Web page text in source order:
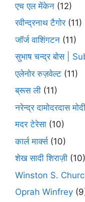
एच एल मेंकेन (12)
रवीन्द्रनाथ टैगोर(11)
जॉर्ज वाशिंगटन (11)
सुभाष चन्द्र बोस |
एलेनोर रुज़वेल्ट (11)
ब्रूस ली (11)
नरेन्द्र दामोदरदास मोदी
मदर टेरेसा (10)
कार्ल मार्क्स(10)
शेख सादी शिराज़ी (10)
Winston S.
Oprah Winfrey